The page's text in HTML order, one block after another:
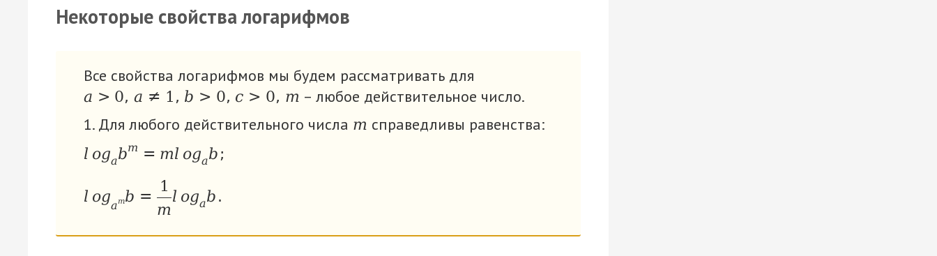
Некоторые свойства логарифмов
Все свойства логарифмов мы будем рассматривать для
a > 0, a ≠ 1 , b > 0, c > 0, m – любое действительное число.
1. Для любого действительного числа m справедливы равенства:
l ogаbm = ml ogab ;
l og
amb =
1
m
l ogab .